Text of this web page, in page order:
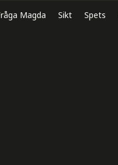
Magda Sikt Spets